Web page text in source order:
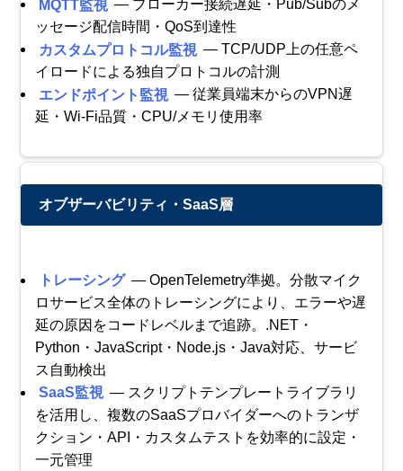
MQTT監視 — ブローカー接続遅延・Pub/Subのメ
ッセージ配信時間・QoS到達性
カスタムプロトコル監視 — TCP/UDP上の任意ペ
イロードによる独自プロトコルの計測
エンドポイント監視 — 従業員端末からのVPN遅
延・Wi-Fi品質・CPU/メモリ使用率
オブザーバビリティ・SaaS層
トレーシング — OpenTelemetry準拠。分散マイク
ロサービス全体のトレーシングにより、エラーや遅
延の原因をコードレベルまで追跡。.NET・
Python・JavaScript・Node.js・Java対応、サービ
ス自動検出
SaaS監視 — スクリプトテンプレートライブラリ
を活用し、複数のSaaSプロバイダーへのトランザ
クション・API・カスタムテストを効率的に設定・
一元管理